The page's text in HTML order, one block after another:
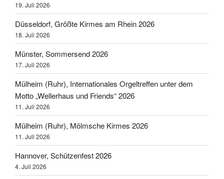
19. Juli 2026
Düsseldorf, Größte Kirmes am Rhein 2026
18. Juli 2026
Münster, Sommersend 2026
17. Juli 2026
Mülheim (Ruhr), Internationales Orgeltreffen unter dem
Motto „Wellerhaus und Friends“ 2026
11. Juli 2026
Mülheim (Ruhr), Mölmsche Kirmes 2026
11. Juli 2026
Hannover, Schützenfest 2026
4. Juli 2026